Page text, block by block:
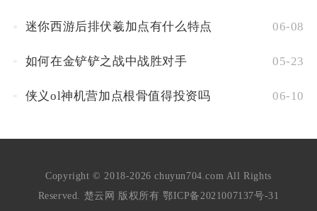
迷你西游后排伏羲加点有什么特点 06-08
如何在金铲铲之战中战胜对手 05-23
侠义ol神机营加点根骨值得投资吗 06-10
Copyright © 2018-2026 chuyun704.com All Rights
Reserved. 楚云网 版权所有 鄂ICP备2021007137号-31